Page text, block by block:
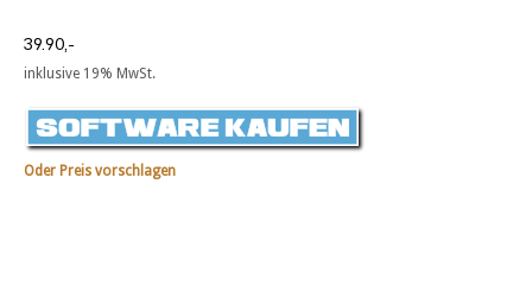
39.90,-
inklusive 19% MwSt.
Oder Preis vorschlagen